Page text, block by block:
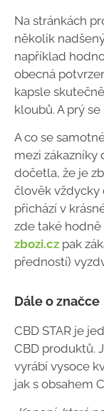
Na stránkách
několik
například
obecná
kapsle
kloubů. A prý
A co se
mezi zákazníky
dočetla, že je
člověk vždycky
přichází v
zde také
zbozi.cz pak
předností)
Dále o značce
CBD STAR je
CBD produktů.
vyrábí vysoce
jak s obsahem